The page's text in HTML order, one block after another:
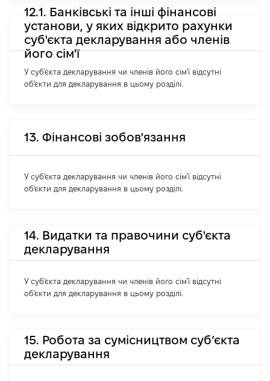
12.1. Банківські та інші фінансові
установи, у яких відкрито рахунки
суб'єкта декларування або членів
його сім'ї
У суб'єкта декларування чи членів його сім'ї відсутні
об'єкти для декларування в цьому розділі.
13. Фінансові зобов'язання
У суб'єкта декларування чи членів його сім'ї відсутні
об'єкти для декларування в цьому розділі.
14. Видатки та правочини суб'єкта
декларування
У суб'єкта декларування чи членів його сім'ї відсутні
об'єкти для декларування в цьому розділі.
15. Робота за сумісництвом суб’єкта
декларування